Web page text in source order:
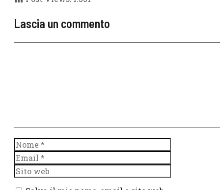
Lascia un commento
Nome
Email
Sito
web